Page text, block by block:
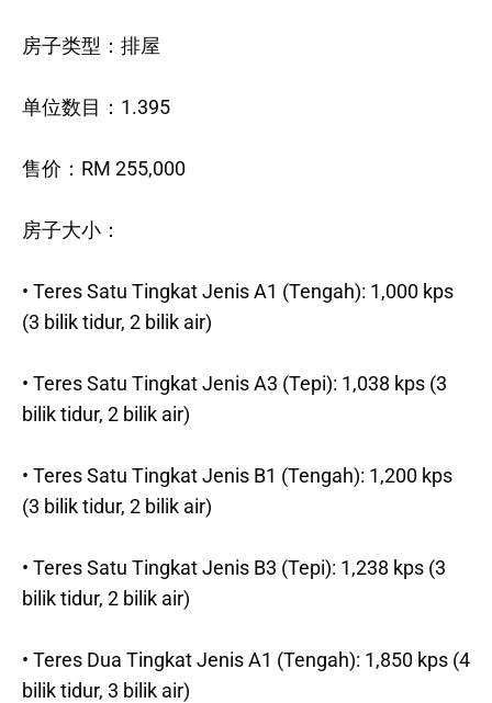
房子类型：排屋
单位数目：1.395
售价：RM 255,000
房子大小：
• Teres Satu Tingkat Jenis A1 (Tengah): 1,000 kps
(3 bilik tidur, 2 bilik air)
• Teres Satu Tingkat Jenis A3 (Tepi): 1,038 kps (3
bilik tidur, 2 bilik air)
• Teres Satu Tingkat Jenis B1 (Tengah): 1,200 kps
(3 bilik tidur, 2 bilik air)
• Teres Satu Tingkat Jenis B3 (Tepi): 1,238 kps (3
bilik tidur, 2 bilik air)
• Teres Dua Tingkat Jenis A1 (Tengah): 1,850 kps (4
bilik tidur, 3 bilik air)